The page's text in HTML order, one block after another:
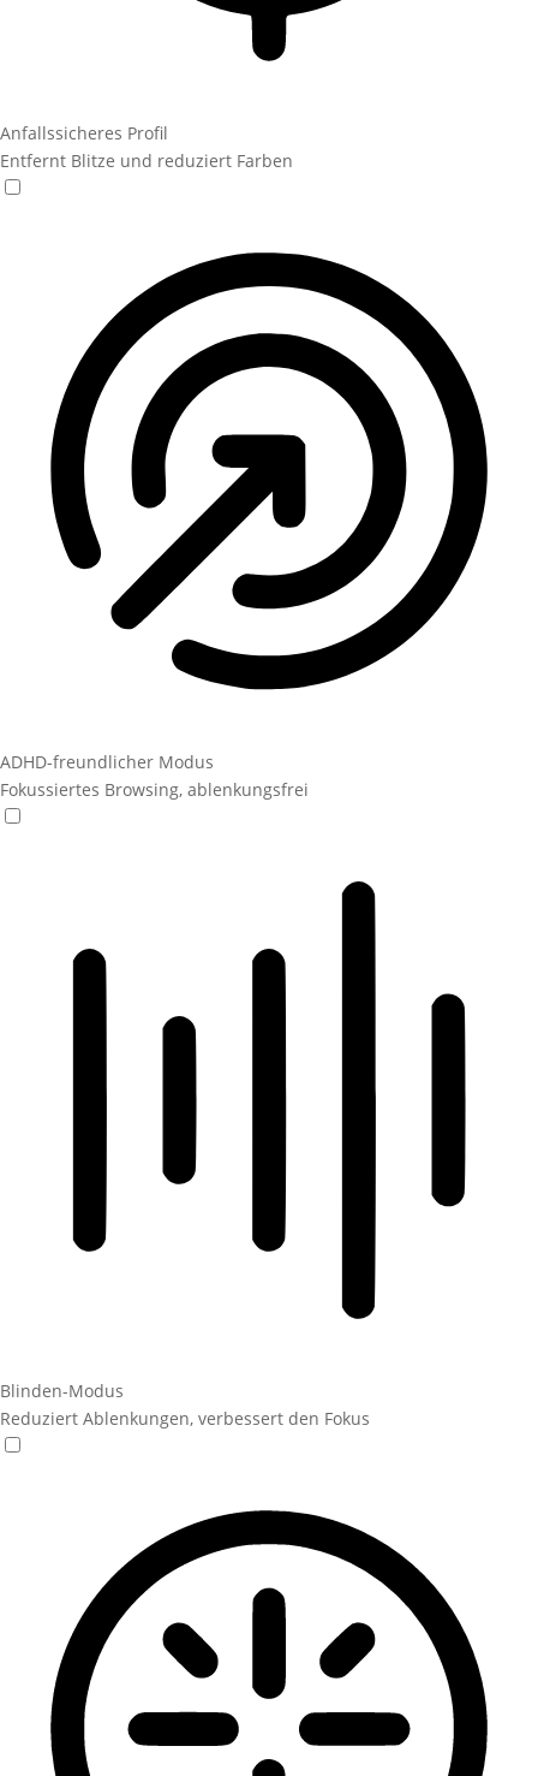
Anfallssicheres Profil
Entfernt Blitze und reduziert Farben
ADHD-freundlicher Modus
Fokussiertes Browsing, ablenkungsfrei
Blinden-Modus
Reduziert Ablenkungen, verbessert den Fokus